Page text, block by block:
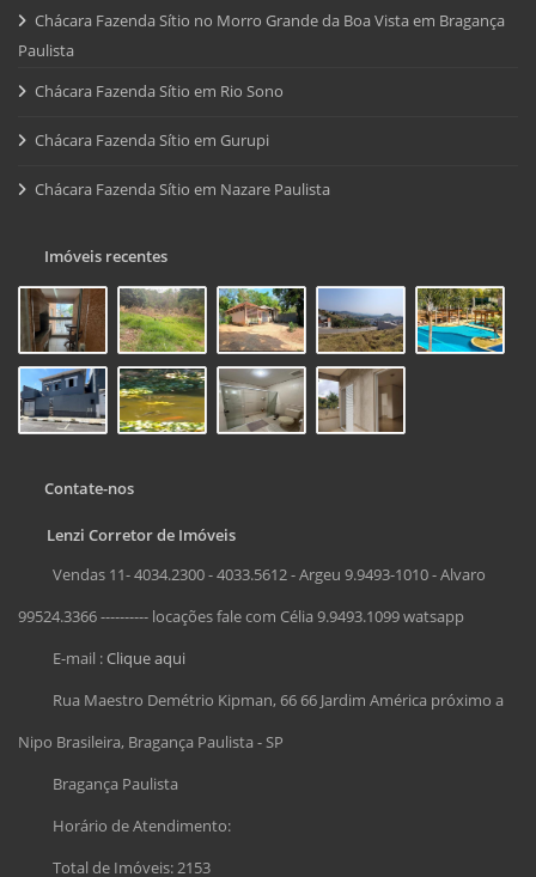
Chácara Fazenda Sítio no Morro Grande da Boa Vista em Bragança
Paulista
Chácara Fazenda Sítio em Rio Sono
Chácara Fazenda Sítio em Gurupi
Chácara Fazenda Sítio em Nazare Paulista
Imóveis recentes
Contate-nos
Lenzi Corretor de Imóveis
Vendas 11- 4034.2300 - 4033.5612 - Argeu 9.9493-1010 - Alvaro
99524.3366 ---------- locações fale com Célia 9.9493.1099 watsapp
E-mail :Clique aqui
Rua Maestro Demétrio Kipman, 66 66 Jardim América próximo a
Nipo Brasileira, Bragança Paulista - SP
Bragança Paulista
Horário de Atendimento:
Total de Imóveis: 2153